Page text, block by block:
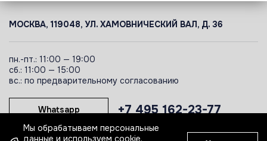
МОСКВА, 119048, УЛ. ХАМОВНИЧЕСКИЙ ВАЛ, Д. 36
пн.-пт.: 11:00 — 19:00
сб.: 11:00 — 15:00
вс.: по предварительному согласованию
+7 495 162-23-77
Whatsapp
Мы обрабатываем персональные
данные и используем cookie.